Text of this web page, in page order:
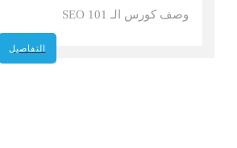
وصف كورس الـ SEO 101
التفاصيل